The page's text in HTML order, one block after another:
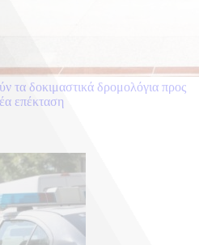
τα δοκιμαστικά δρομολόγια προς
επέκταση